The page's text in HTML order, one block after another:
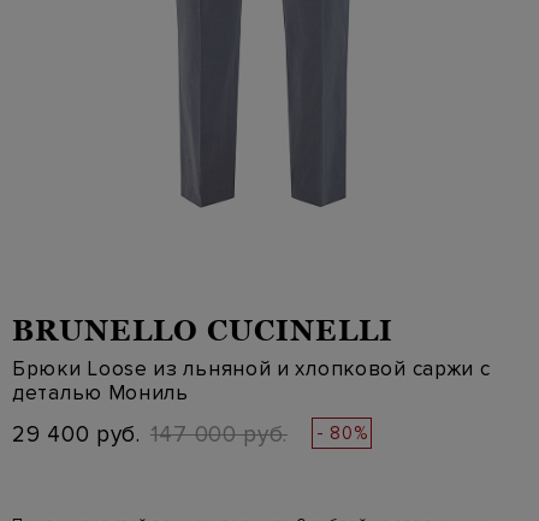
BRUNELLO CUCINELLI
Брюки Loose из льняной и хлопковой саржи с
деталью Мониль
29 400 руб. 147 000 руб. - 80%